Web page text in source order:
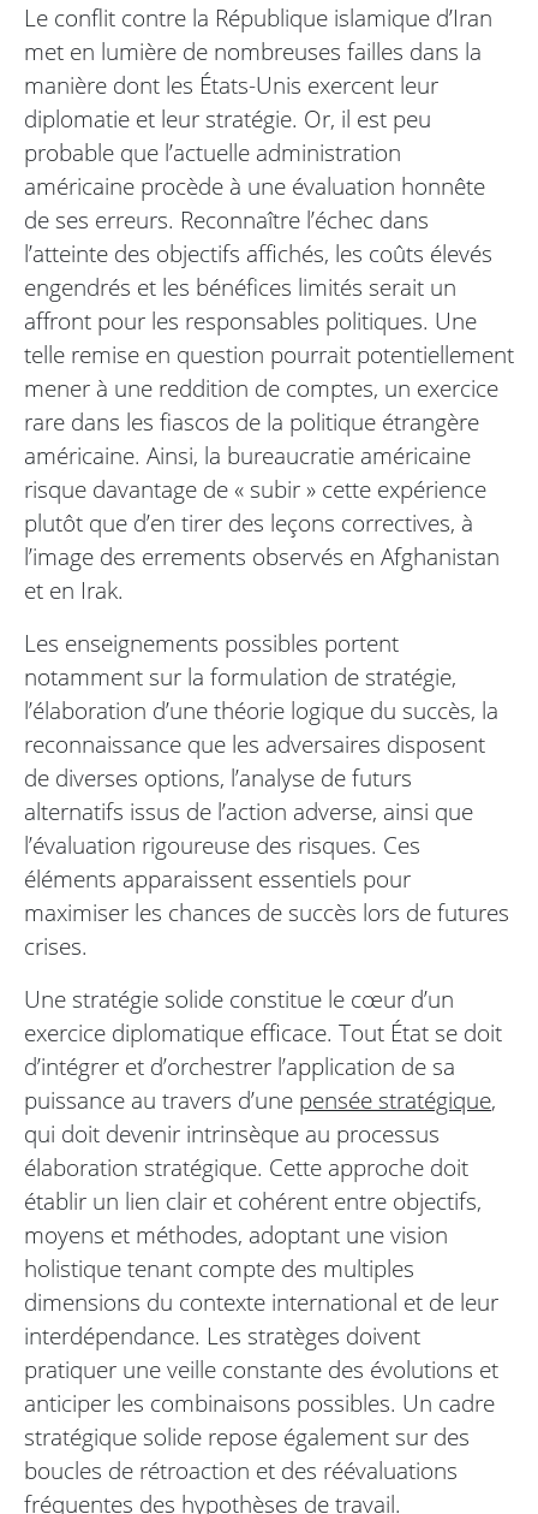
Le conflit contre la République islamique d’Iran
met en lumière de nombreuses failles dans la
manière dont les États-Unis exercent leur
diplomatie et leur stratégie. Or, il est peu
probable que l’actuelle administration
américaine procède à une évaluation honnête
de ses erreurs. Reconnaître l’échec dans
l’atteinte des objectifs affichés, les coûts élevés
engendrés et les bénéfices limités serait un
affront pour les responsables politiques. Une
telle remise en question pourrait potentiellement
mener à une reddition de comptes, un exercice
rare dans les fiascos de la politique étrangère
américaine. Ainsi, la bureaucratie américaine
risque davantage de « subir » cette expérience
plutôt que d’en tirer des leçons correctives, à
l’image des errements observés en Afghanistan
et en Irak.
Les enseignements possibles portent
notamment sur la formulation de stratégie,
l’élaboration d’une théorie logique du succès, la
reconnaissance que les adversaires disposent
de diverses options, l’analyse de futurs
alternatifs issus de l’action adverse, ainsi que
l’évaluation rigoureuse des risques. Ces
éléments apparaissent essentiels pour
maximiser les chances de succès lors de futures
crises.
Une stratégie solide constitue le cœur d’un
exercice diplomatique efficace. Tout État se doit
d’intégrer et d’orchestrer l’application de sa
puissance au travers d’une pensée stratégique,
qui doit devenir intrinsèque au processus
élaboration stratégique. Cette approche doit
établir un lien clair et cohérent entre objectifs,
moyens et méthodes, adoptant une vision
holistique tenant compte des multiples
dimensions du contexte international et de leur
interdépendance. Les stratèges doivent
pratiquer une veille constante des évolutions et
anticiper les combinaisons possibles. Un cadre
stratégique solide repose également sur des
boucles de rétroaction et des réévaluations
fréquentes des hypothèses de travail.